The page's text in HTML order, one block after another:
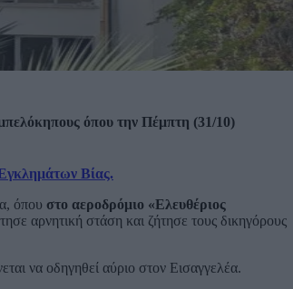
όπου την Πέμπτη (31/10)
Βίας.
όπου στο αεροδρόμιο «Ελευθέριος
αρνητική στάση και ζήτησε τους δικηγόρους
να οδηγηθεί αύριο στον Εισαγγελέα.